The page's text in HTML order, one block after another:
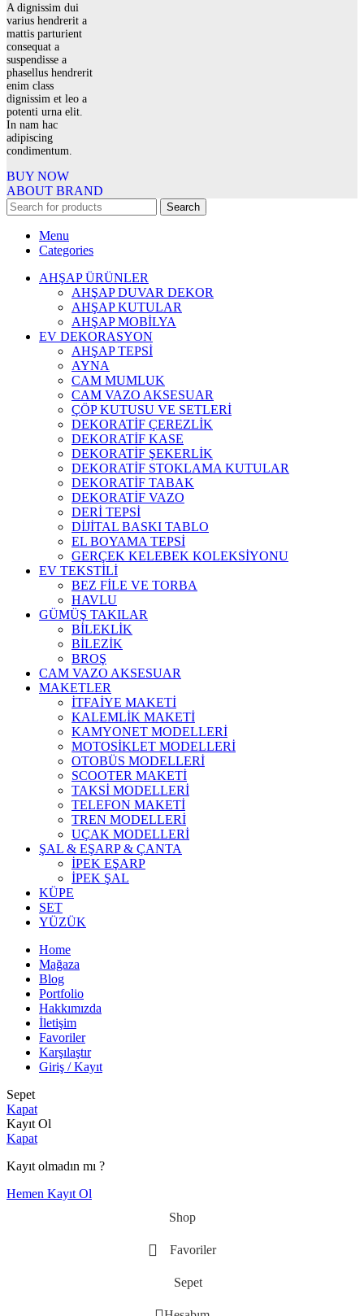
A dignissim dui
varius hendrerit a
mattis parturient
consequat a
suspendisse a
phasellus hendrerit
enim class
dignissim et leo a
potenti urna elit.
In nam hac
adipiscing
condimentum.
BUY NOW
ABOUT BRAND
Search
Menu
Categories
AHŞAP ÜRÜNLER
AHŞAP DUVAR DEKOR
AHŞAP KUTULAR
AHŞAP MOBİLYA
EV DEKORASYON
AHŞAP TEPSİ
AYNA
CAM MUMLUK
CAM VAZO AKSESUAR
ÇÖP KUTUSU VE SETLERİ
DEKORATİF ÇEREZLİK
DEKORATİF KASE
DEKORATİF ŞEKERLİK
DEKORATİF STOKLAMA KUTULAR
DEKORATİF TABAK
DEKORATİF VAZO
DERİ TEPSİ
DİJİTAL BASKI TABLO
EL BOYAMA TEPSİ
GERÇEK KELEBEK KOLEKSİYONU
EV TEKSTİLİ
BEZ FİLE VE TORBA
HAVLU
GÜMÜŞ TAKILAR
BİLEKLİK
BİLEZİK
BROŞ
CAM VAZO AKSESUAR
MAKETLER
İTFAİYE MAKETİ
KALEMLİK MAKETİ
KAMYONET MODELLERİ
MOTOSİKLET MODELLERİ
OTOBÜS MODELLERİ
SCOOTER MAKETİ
TAKSİ MODELLERİ
TELEFON MAKETİ
TREN MODELLERİ
UÇAK MODELLERİ
ŞAL & EŞARP & ÇANTA
İPEK EŞARP
İPEK ŞAL
KÜPE
SET
YÜZÜK
Home
Mağaza
Blog
Portfolio
Hakkımızda
İletişim
Favoriler
Karşılaştır
Giriş / Kayıt
Sepet
Kapat
Kayıt Ol
Kapat
Kayıt olmadın mı ?
Hemen Kayıt Ol
Shop
Favoriler
Sepet